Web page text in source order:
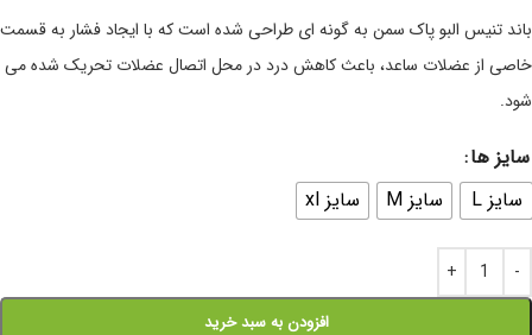
باند تنیس البو پاک سمن به گونه ای طراحی شده است که با ایجاد فشار به قسمت
خاصی از عضلات ساعد، باعث کاهش درد در محل اتصال عضلات تحریک شده می
شود.
سایز ها
سایز L
سایز M سایز xl
افزودن به سبد خرید